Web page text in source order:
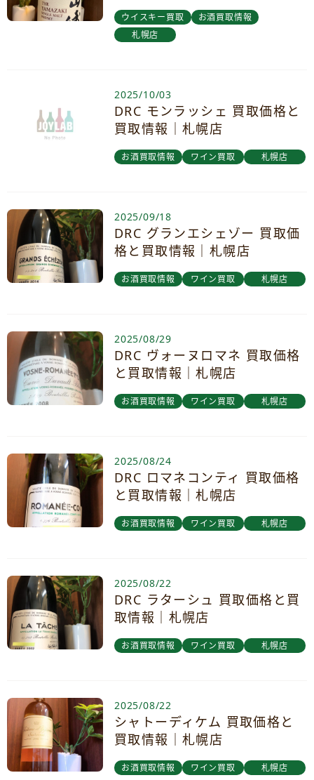
ウイスキー買取
お酒買取情報
札幌店
2025/10/03
DRC モンラッシェ 買取価格と
買取情報｜札幌店
お酒買取情報 ワイン買取 札幌店
2025/09/18
DRC グランエシェゾー 買取価
格と買取情報｜札幌店
お酒買取情報 ワイン買取 札幌店
2025/08/29
DRC ヴォーヌロマネ 買取価格
と買取情報｜札幌店
お酒買取情報 ワイン買取 札幌店
2025/08/24
DRC ロマネコンティ 買取価格
と買取情報｜札幌店
お酒買取情報 ワイン買取 札幌店
2025/08/22
DRC ラターシュ 買取価格と買
取情報｜札幌店
お酒買取情報 ワイン買取 札幌店
2025/08/22
シャトーディケム 買取価格と
買取情報｜札幌店
お酒買取情報 ワイン買取 札幌店